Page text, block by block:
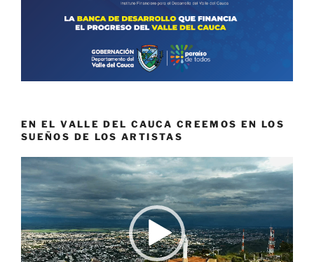
EN EL VALLE DEL CAUCA CREEMOS EN LOS
SUEÑOS DE LOS ARTISTAS
Reproductor
de
vídeo